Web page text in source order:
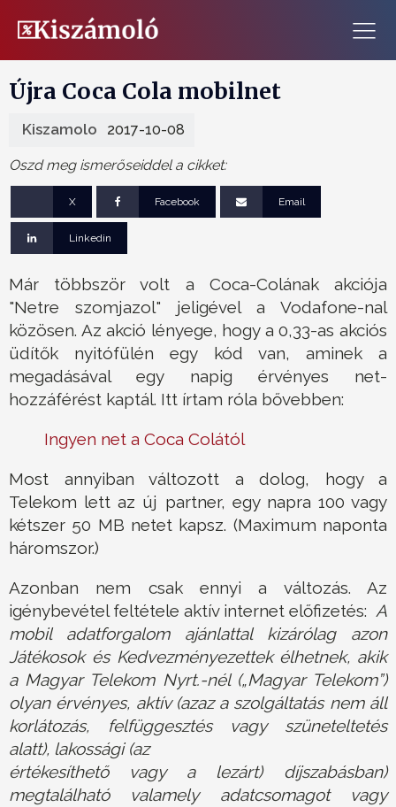
Újra Coca Cola mobilnet
Kiszamolo 2017-10-08
Oszd meg ismerőseiddel a cikket:
X Facebook Email
Linkedin
Már többször volt a Coca-Colának akciója
"Netre szomjazol" jeligével a Vodafone-nal
közösen. Az akció lényege, hogy a 0,33-as akciós
üdítők nyitófülén egy kód van, aminek a
megadásával egy napig érvényes net-
hozzáférést kaptál. Itt írtam róla bővebben:
Ingyen net a Coca Colától
Most annyiban változott a dolog, hogy a
Telekom lett az új partner, egy napra 100 vagy
kétszer 50 MB netet kapsz. (Maximum naponta
háromszor.)
Azonban nem csak ennyi a változás. Az
igénybevétel feltétele aktív internet előfizetés: A
mobil adatforgalom ajánlattal kizárólag azon
Játékosok és Kedvezményezettek élhetnek, akik
a Magyar Telekom Nyrt.-nél („Magyar Telekom”)
olyan érvényes, aktív (azaz a szolgáltatás nem áll
korlátozás, felfüggesztés vagy szüneteltetés
alatt), lakossági (az
értékesíthető vagy a lezárt) díjszabásban)
megtalálható valamely adatcsomagot vagy